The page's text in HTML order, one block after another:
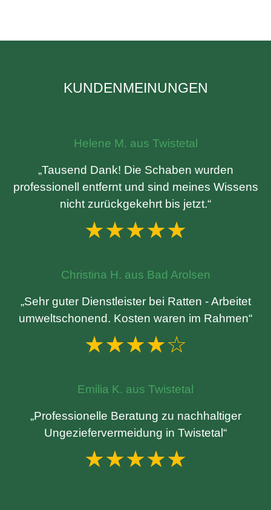
KUNDENMEINUNGEN
Helene M. aus Twistetal
„Tausend Dank! Die Schaben wurden
professionell entfernt und sind meines Wissens
nicht zurückgekehrt bis jetzt.“
★★★★★
Christina H. aus Bad Arolsen
„Sehr guter Dienstleister bei Ratten - Arbeitet
umweltschonend. Kosten waren im Rahmen“
★★★★☆
Emilia K. aus Twistetal
„Professionelle Beratung zu nachhaltiger
Ungeziefervermeidung in Twistetal“
★★★★★